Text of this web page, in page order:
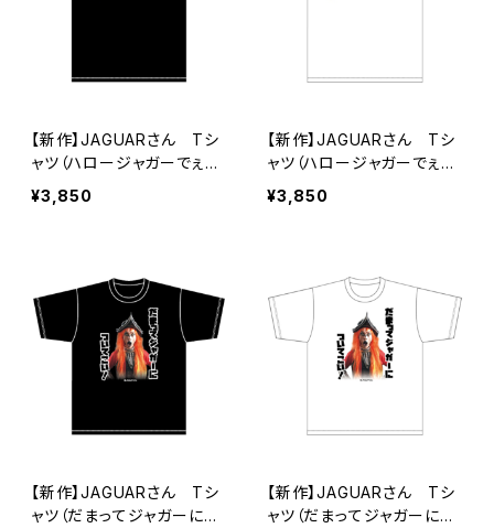
【新作】JAGUARさん Tシ
ャツ（ハロージャガーでぇぇ
ーす！）Black
¥3,850
【新作】JAGUARさん Tシ
ャツ（ハロージャガーでぇぇ
ーす！）White
¥3,850
【新作】JAGUARさん Tシ
ャツ（だまってジャガーにつ
【新作】JAGUARさん Tシ
ャツ（だまってジャガーにつ